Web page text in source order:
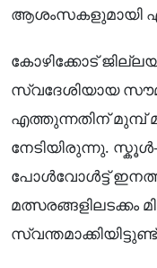
ആശംസകളുമായി
കോഴിക്കോട്
സ്വദേശിയായ
എത്തുന്നതിന് മുമ്പ്
നേടിയിരുന്നു.
പോൾവോൾട്ട്
മത്സരങ്ങളിലടക്കം